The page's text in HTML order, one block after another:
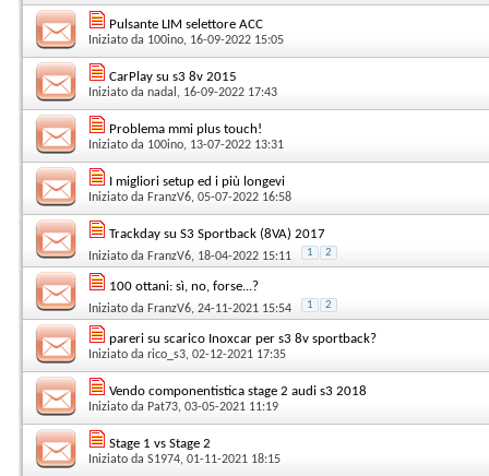
Pulsante LIM selettore ACC
Iniziato da 100ino, 16-09-2022 15:05
CarPlay su s3 8v 2015
Iniziato da nadal , 16-09-2022 17:43
Problema mmi plus touch!
Iniziato da 100ino, 13-07-2022 13:31
I migliori setup ed i più longevi
Iniziato da FranzV6, 05-07-2022 16:58
Trackday su S3 Sportback (8VA) 2017
Iniziato da FranzV6, 18-04-2022 15:11 1 2
100 ottani: sì, no, forse...?
Iniziato da FranzV6, 24-11-2021 15:54 1 2
pareri su scarico Inoxcar per s3 8v sportback?
Iniziato da rico_s3, 02-12-2021 17:35
Vendo componentistica stage 2 audi s3 2018
Iniziato da Pat73, 03-05-2021 11:19
Stage 1 vs Stage 2
Iniziato da S1974, 01-11-2021 18:15